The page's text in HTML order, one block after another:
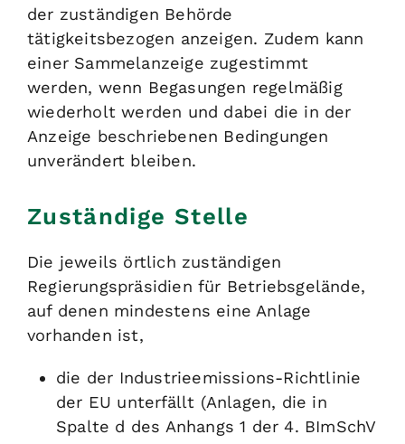
der zuständigen Behörde
tätigkeitsbezogen anzeigen. Zudem kann
einer Sammelanzeige zugestimmt
werden, wenn Begasungen regelmäßig
wiederholt werden und dabei die in der
Anzeige beschriebenen Bedingungen
unverändert bleiben.
Zuständige Stelle
Die jeweils örtlich zuständigen
Regierungspräsidien für Betriebsgelände,
auf denen mindestens eine Anlage
vorhanden ist,
die der Industrieemissions-Richtlinie
der EU unterfällt (Anlagen, die in
Spalte d des Anhangs 1 der 4. BImSchV